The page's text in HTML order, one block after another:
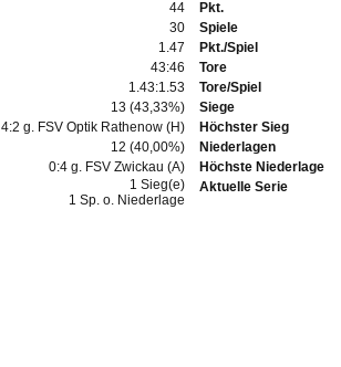
44
Pkt.
30
Spiele
1.47
Pkt./Spiel
43:46
Tore
1.43:1.53
Tore/Spiel
13 (43,33%)
Siege
4:2 g. FSV Optik Rathenow (H)
Höchster Sieg
12 (40,00%)
Niederlagen
0:4 g. FSV Zwickau (A)
Höchste Niederlage
1 Sieg(e)
1 Sp. o. Niederlage
Aktuelle Serie